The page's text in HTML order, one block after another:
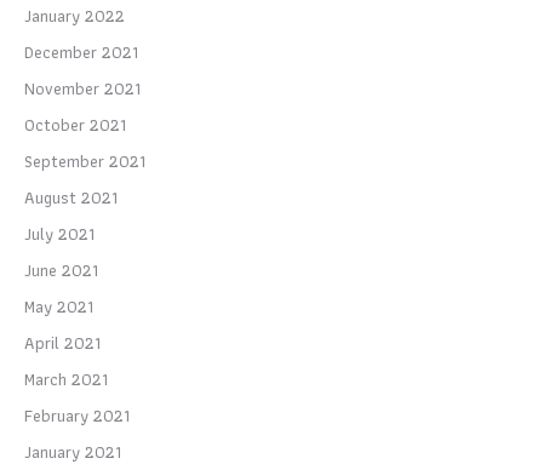
January 2022
December 2021
November 2021
October 2021
September 2021
August 2021
July 2021
June 2021
May 2021
April 2021
March 2021
February 2021
January 2021